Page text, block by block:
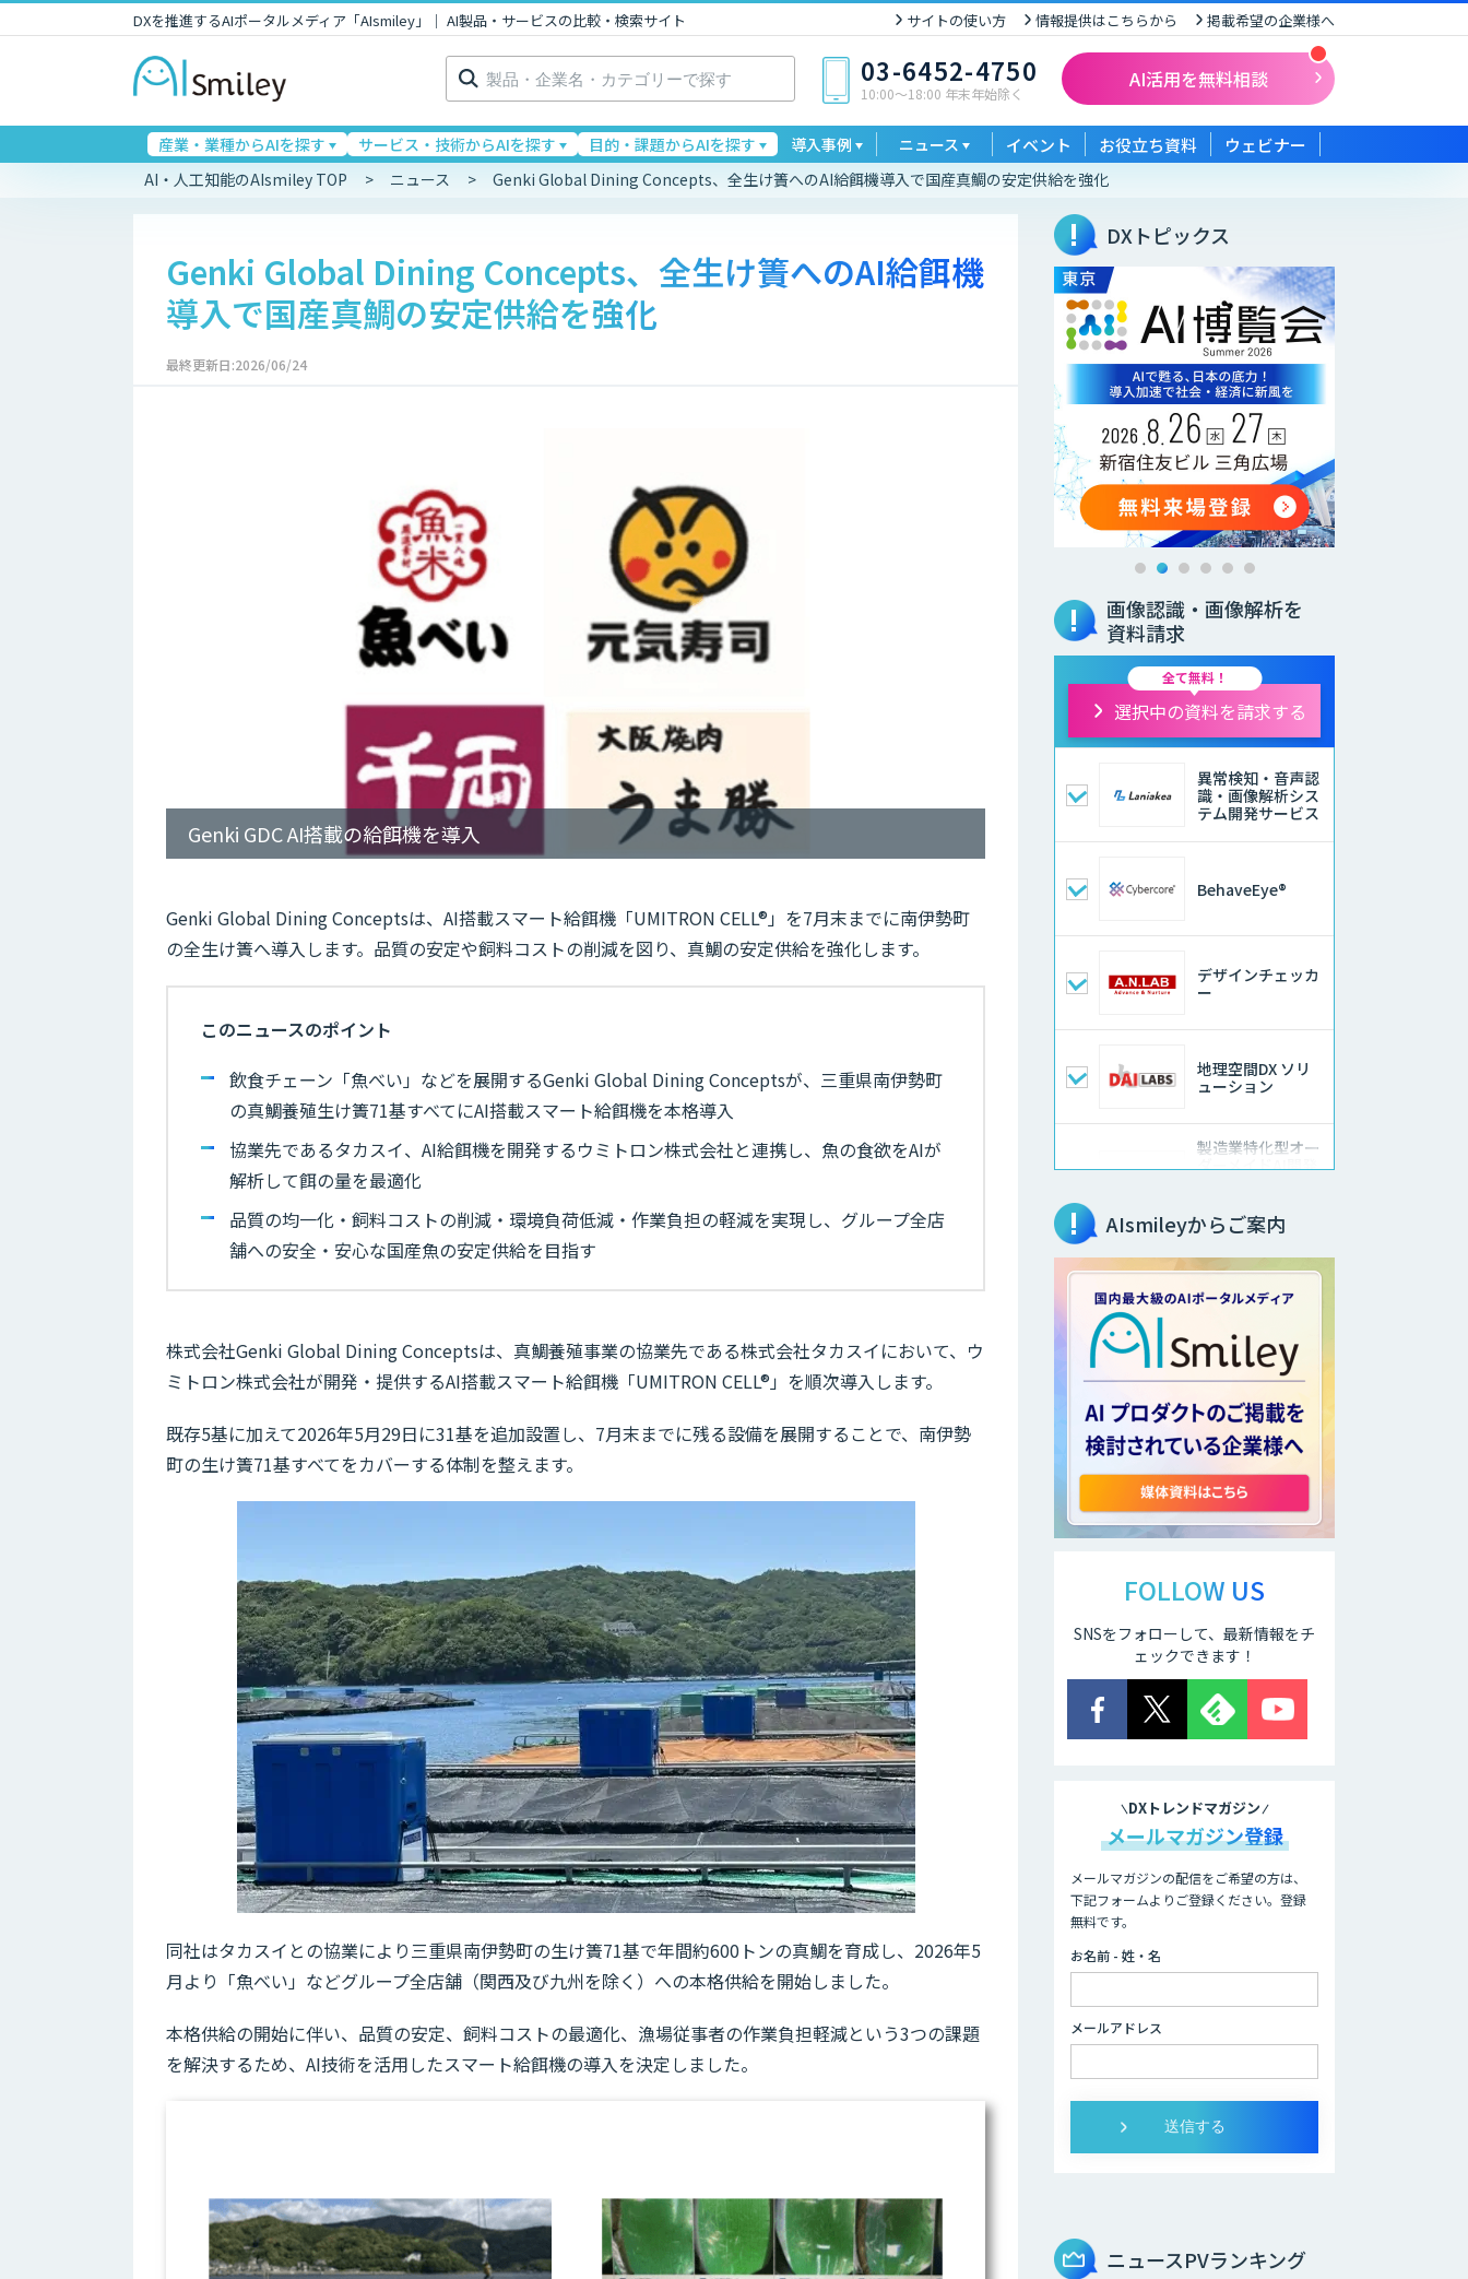
DXを推進するAIポータルメディア「AIsmiley」｜ AI製品・サービスの比較・検索サイト サイトの使い方 情報提供はこちらから 掲載希望の企業様へ
検
索: 03-6452-4750
10:00〜18:00 年末年始除く
AI活用を無料相談
産業・業種からAIを探す サービス・技術からAIを探す 目的・課題からAIを探す 導入事例 ニュース イベント お役立ち資料 ウェビナー
AI・人工知能のAIsmiley TOP ニュース Genki Global Dining Concepts、全生け簀へのAI給餌機導入で国産真鯛の安定供給を強化
Genki Global Dining Concepts、全生け簀へのAI給餌機
導入で国産真鯛の安定供給を強化
最終更新日:2026/06/24
Genki GDC AI搭載の給餌機を導入
Genki Global Dining Conceptsは、AI搭載スマート給餌機「UMITRON CELL®」を7月末までに南伊勢町
の全生け簀へ導入します。品質の安定や飼料コストの削減を図り、真鯛の安定供給を強化します。
このニュースのポイント
飲食チェーン「魚べい」などを展開するGenki Global Dining Conceptsが、三重県南伊勢町
の真鯛養殖生け簀71基すべてにAI搭載スマート給餌機を本格導入
協業先であるタカスイ、AI給餌機を開発するウミトロン株式会社と連携し、魚の食欲をAIが
解析して餌の量を最適化
品質の均一化・飼料コストの削減・環境負荷低減・作業負担の軽減を実現し、グループ全店
舗への安全・安心な国産魚の安定供給を目指す
株式会社Genki Global Dining Conceptsは、真鯛養殖事業の協業先である株式会社タカスイにおいて、ウ
ミトロン株式会社が開発・提供するAI搭載スマート給餌機「UMITRON CELL®」を順次導入します。
既存5基に加えて2026年5月29日に31基を追加設置し、7月末までに残る設備を展開することで、南伊勢
町の生け簀71基すべてをカバーする体制を整えます。
同社はタカスイとの協業により三重県南伊勢町の生け簀71基で年間約600トンの真鯛を育成し、2026年5
月より「魚べい」などグループ全店舗（関西及び九州を除く）への本格供給を開始しました。
本格供給の開始に伴い、品質の安定、飼料コストの最適化、漁場従事者の作業負担軽減という3つの課題
を解決するため、AI技術を活用したスマート給餌機の導入を決定しました。
DXトピックス
画像認識・画像解析を
資料請求
全て無料！
選択中の資料を請求する
異常検知・音声認
識・画像解析シス
テム開発サービス
BehaveEye®
デザインチェッカ
ー
地理空間DX ソリ
ューション
製造業特化型オー
ダーメイドAI開発
査）
ソフトクリエイト
のAI開発サービス
AIポチっと
TDSEEye
発
高性能・省電力を
両立した小型AIゲ
ートウェイ
「ARTiGO
A5000」
高性能 AI エンジ
ン搭載エッジシス
テム「VAB-
5000」
AIカメラ搭載ドラ
「VIA Mobile360
D700」
LINE WORKS
DXサービス「図面
AIsmileyからご案内
FOLLOW US
SNSをフォローして、最新情報をチ
ェックできます！
DXトレンドマガジン
メールマガジン登録
メールマガジンの配信をご希望の方は、
下記フォームよりご登録ください。登録
無料です。
お名前 - 姓・名
メールアドレス
ニュースPVランキング